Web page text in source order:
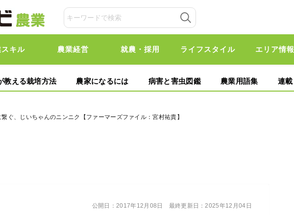
スキル 農業経営 就農・採用 ライフスタイル エリア情報
教える栽培方法 農家になるには 病害と害虫図鑑 農業用語集 連載
ぐ、じいちゃんのニンニク【ファーマーズファイル：宮村祐貴】
公開日：2017年12月08日 最終更新日：2025年12月04日